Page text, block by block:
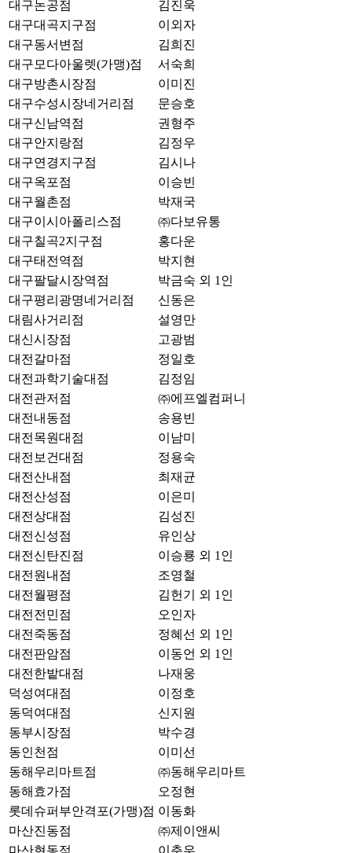
대구논공점
김진욱
대구대곡지구점
이외자
대구동서변점
김희진
대구모다아울렛(가맹)점
서숙희
대구방촌시장점
이미진
대구수성시장네거리점
문승호
대구신남역점
권형주
대구안지랑점
김정우
대구연경지구점
김시나
대구옥포점
이승빈
대구월촌점
박재국
대구이시아폴리스점
㈜다보유통
대구칠곡2지구점
홍다운
대구태전역점
박지현
대구팔달시장역점
박금숙 외 1인
대구평리광명네거리점
신동은
대림사거리점
설영만
대신시장점
고광범
대전갈마점
정일호
대전과학기술대점
김정임
대전관저점
㈜에프엘컴퍼니
대전내동점
송용빈
대전목원대점
이남미
대전보건대점
정용숙
대전산내점
최재균
대전산성점
이은미
대전상대점
김성진
대전신성점
유인상
대전신탄진점
이승룡 외 1인
대전원내점
조영철
대전월평점
김헌기 외 1인
대전전민점
오인자
대전죽동점
정혜선 외 1인
대전판암점
이동언 외 1인
대전한밭대점
나재웅
덕성여대점
이정호
동덕여대점
신지원
동부시장점
박수경
동인천점
이미선
동해우리마트점
㈜동해우리마트
동해효가점
오정현
롯데슈퍼부안격포(가맹)점 이동화
마산진동점
㈜제이앤씨
마산현동점
이춘우